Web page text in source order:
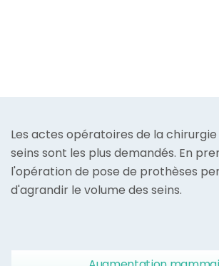
Les actes opératoires de la
seins sont les plus demandés. En
l'opération de pose de prothèses
d'agrandir le volume des seins.